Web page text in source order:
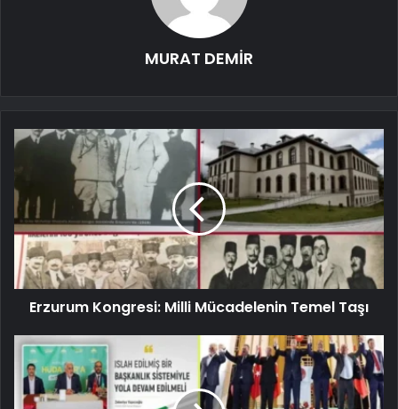
MURAT DEMİR
Erzurum Kongresi: Milli Mücadelenin Temel Taşı